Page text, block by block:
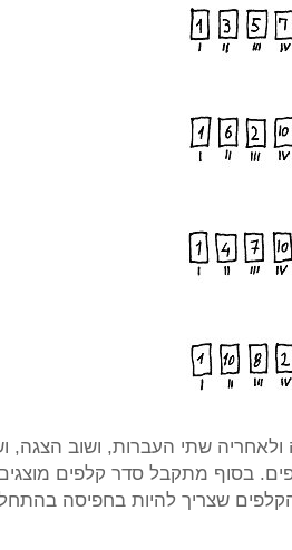
ולאחריה שתי העברות, ושוב הצגה,
בסוף מתקבל סדר קלפים מוצגים מ-1
שצריך להיות בחפיסה